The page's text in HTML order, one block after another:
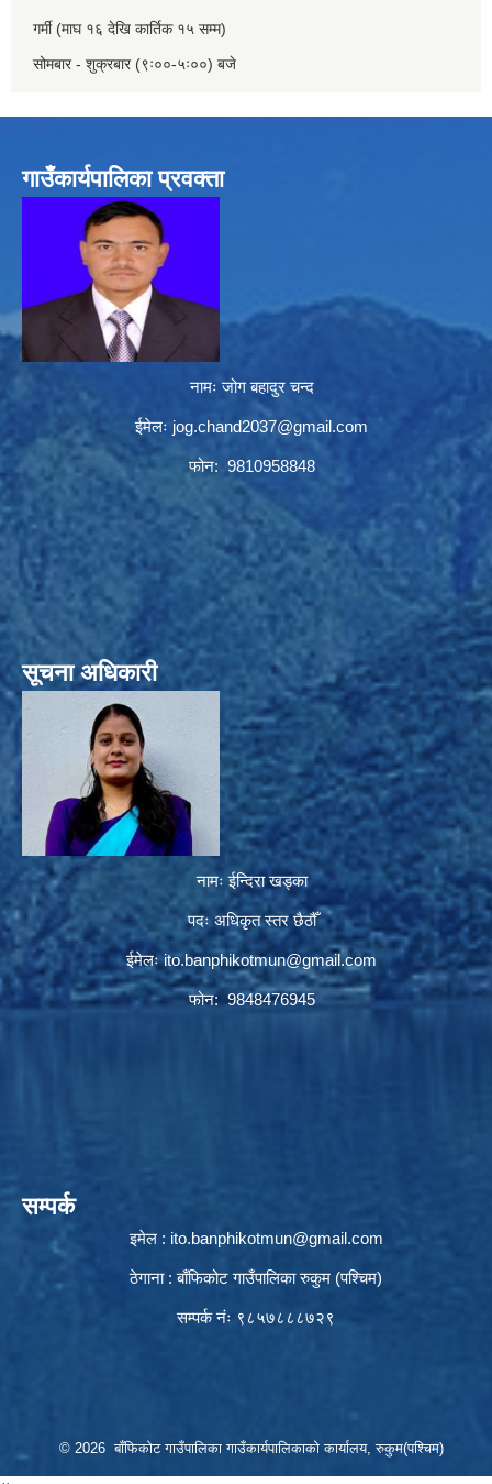
गर्मी (माघ १६ देखि कार्तिक १५ सम्म)
सोमबार - शुक्रबार (९ः००-५ः००) बजे
गाउँकार्यपालिका प्रवक्ता
नामः जोग बहादुर चन्द
ईमेलः jog.chand2037@gmail.com
फोन: 9810958848
सूचना अधिकारी
नामः ईन्दिरा खड्का
पदः अधिकृत स्तर छैठौँ
ईमेलःito.banphikotmun@gmail.com
फोन: 9848476945
सम्पर्क
इमेल : ito.banphikotmun@gmail.com
ठेगाना : बाँफिकोट गाउँपालिका रुकुम (पश्चिम)
सम्पर्क नंः ९८५७८८८७२९
© 2026 बाँफिकोट गाउँपालिका गाउँकार्यपालिकाको कार्यालय, रुकुम(पश्चिम)